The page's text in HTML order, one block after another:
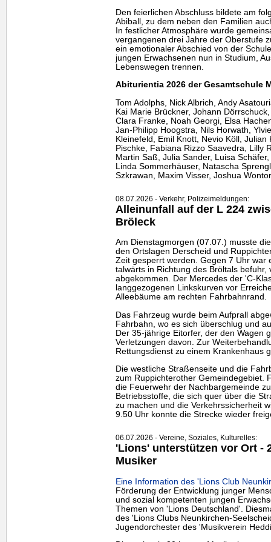
Den feierlichen Abschluss bildete am
Abiball, zu dem neben den Familien
In festlicher Atmosphäre wurde
vergangenen drei Jahre der Oberstufe
ein emotionaler Abschied von der
jungen Erwachsenen nun in Studium,
Lebenswegen trennen.
Abiturientia 2026 der Gesamtschule
Tom Adolphs, Nick Albrich, Andy
Kai Marie Brückner, Johann
Clara Franke, Noah Georgi, Elsa
Jan-Philipp Hoogstra, Nils Horwath,
Kleinefeld, Emil Knott, Nevio Köll,
Pischke, Fabiana Rizzo Saavedra, Lilly
Martin Saß, Julia Sander, Luisa
Linda Sommerhäuser, Natascha
Szkrawan, Maxim Visser, Joshua
08.07.2026 - Verkehr, Polizeimeldungen:
Alleinunfall auf der L 224
Bröleck
Am Dienstagmorgen (07.07.) musste
den Ortslagen Derscheid und
Zeit gesperrt werden. Gegen 7 Uhr war
talwärts in Richtung des Bröltals befuhr,
abgekommen. Der Mercedes der 'C-
langgezogenen Linkskurven vor
Alleebäume am rechten Fahrbahnrand.
Das Fahrzeug wurde beim Aufprall
Fahrbahn, wo es sich überschlug und
Der 35-jährige Eitorfer, der den Wagen
Verletzungen davon. Zur
Rettungsdienst zu einem Krankenhaus
Die westliche Straßenseite und die
zum Ruppichterother Gemeindegebiet.
die Feuerwehr der Nachbargemeinde
Betriebsstoffe, die sich quer über die
zu machen und die Verkehrssicherheit
9.50 Uhr konnte die Strecke wieder
06.07.2026 - Vereine, Soziales, Kulturelles:
'Lions' unterstützen vor Ort -
Musiker
Eine Information des 'Lions Club
Förderung der Entwicklung junger
und sozial kompetenten jungen
Themen von 'Lions Deutschland'.
des 'Lions Clubs Neunkirchen-
Jugendorchester des 'Musikverein